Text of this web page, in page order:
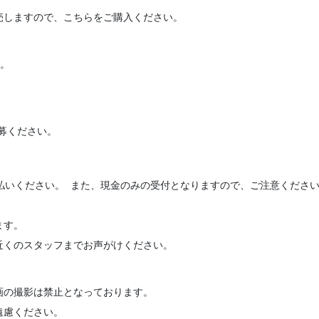
ますので、こちらをご購入ください。
ださい。
ください。 また、現金のみの受付となりますので、ご注意くださ
。
のスタッフまでお声がけください。
撮影は禁止となっております。
慮ください。